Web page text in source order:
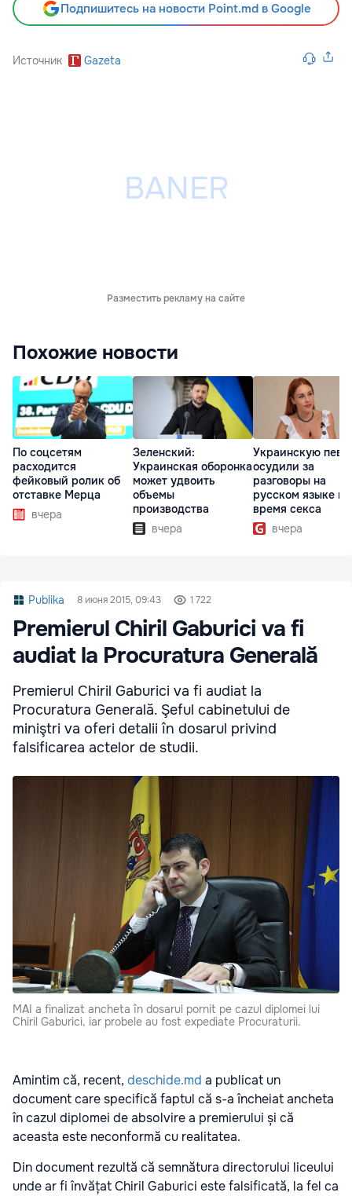
Подпишитесь на новости Point.md в Google
Источник Gazeta
Разместить рекламу на сайте
Похожие новости
По соцсетям
расходится
фейковый ролик об
отставке Мерца
вчера
Зеленский:
Украинская оборонка
может удвоить
объемы
производства
вчера
Украинскую
осудили за
разговоры на
русском языке во
время секса
вчера
Publika 8 июня 2015, 09:43 1 722
Premierul Chiril Gaburici va fi
audiat la Procuratura Generală
Premierul Chiril Gaburici va fi audiat la
Procuratura Generală. Şeful cabinetului de
miniştri va oferi detalii în dosarul privind
falsificarea actelor de studii.
MAI a finalizat ancheta în dosarul pornit pe cazul diplomei lui
Chiril Gaburici, iar probele au fost expediate Procuraturii.
Amintim că, recent, deschide.md a publicat un
document care specifică faptul că s-a încheiat ancheta
în cazul diplomei de absolvire a premierului și că
aceasta este neconformă cu realitatea.
Din document rezultă că semnătura directorului liceului
unde ar fi învățat Chiril Gaburici este falsificată, la fel ca